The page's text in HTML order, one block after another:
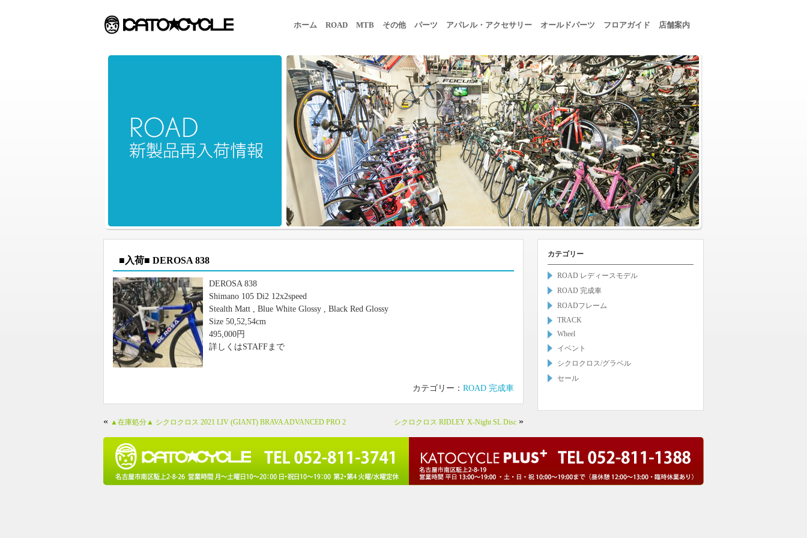
ホーム ROAD MTB その他 パーツ アパレル・アクセサリー オールドパーツ フロアガイド 店舗案内
■入荷■ DEROSA 838
DEROSA 838
Shimano 105 Di2 12x2speed
Stealth Matt , Blue White Glossy , Black Red Glossy
Size 50,52,54cm
495,000円
詳しくはSTAFFまで
カテゴリー： ROAD 完成車
« ▲在庫処分▲ シクロクロス 2021 LIV (GIANT) BRAVA ADVANCED PRO 2 シクロクロス RIDLEY X-Night SL Disc »
カテゴリー
ROAD レディースモデル
ROAD 完成車
ROADフレーム
TRACK
Wheel
イベント
シクロクロス/グラベル
セール